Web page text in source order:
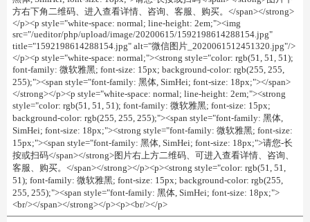
方右下角二维码、进入查看详情、咨询、客服、购买。</span></strong>
</p><p style="white-space: normal; line-height: 2em;"><img
src="/ueditor/php/upload/image/20200615/1592198614288154.jpg"
title="1592198614288154.jpg" alt="微信图片_2020061512451320.jpg"/>
</p><p style="white-space: normal;"><strong style="color: rgb(51, 51, 51);
font-family: 微软雅黑; font-size: 15px; background-color: rgb(255, 255,
255);"><span style="font-family: 黑体, SimHei; font-size: 18px;"></span>
</strong></p><p style="white-space: normal; line-height: 2em;"><strong
style="color: rgb(51, 51, 51); font-family: 微软雅黑; font-size: 15px;
background-color: rgb(255, 255, 255);"><span style="font-family: 黑体,
SimHei; font-size: 18px;"><strong style="font-family: 微软雅黑; font-size:
15px;"><span style="font-family: 黑体, SimHei; font-size: 18px;">请您-长
按或扫码</span></strong>图片右上方二维码、可进入查看详情、咨询、
客服、购买。</span></strong></p><p><strong style="color: rgb(51, 51,
51); font-family: 微软雅黑; font-size: 15px; background-color: rgb(255,
255, 255);"><span style="font-family: 黑体, SimHei; font-size: 18px;">
<br/></span></strong></p><p><br/></p>